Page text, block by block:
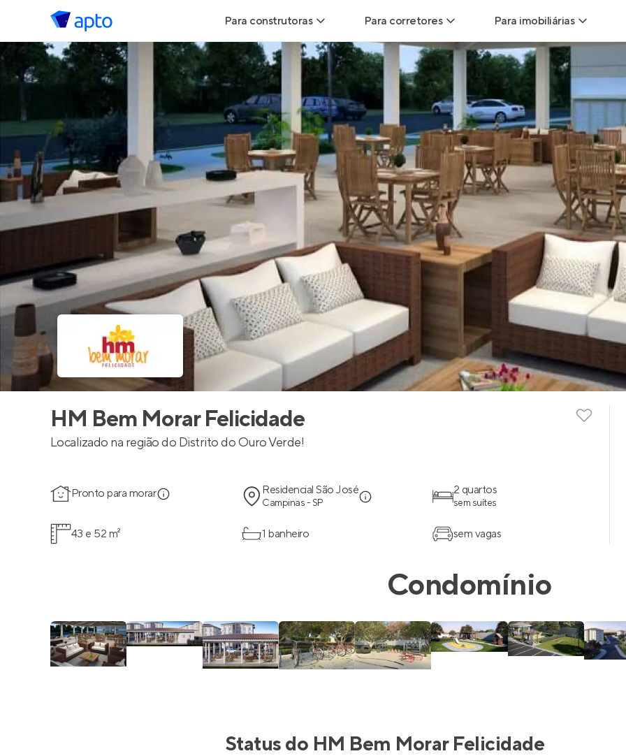
Para construtoras
Geração de Leads
Geração de Visitas
Geração de Vendas
Maiores Construtoras
Parcerias Imobiliárias
Anunciar Imóveis
Para corretores
Leads para Corretores
Corretor+
Parcerias imobiliárias
Hub de Corretores
Perfil Verificado
Anunciar imóveis
Para imobiliárias
Leads para
Hub de imobiliárias
Anunciar imóveis
HM Bem Morar Felicidade
Localizado na região do Distrito do Ouro Verde!
Pronto para morar Residencial São José
Campinas - SP
2 quartos
sem suítes
43 e 52 m² 1 banheiro sem vagas
Condomínio
Status do HM Bem Morar Felicidade